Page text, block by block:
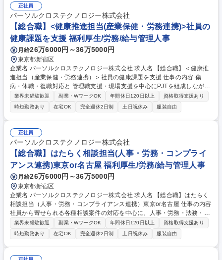
【企画担当/PO】子育て領域行政DX/プライム上場/フルリモートOK
正社員
パーソルクロステクノロジー株式会社
【総合職】<健康推進担当(産業保健・労務連携)>社員の
健康課題を支援 福利厚生/労務/給与管理人事
月給26万6000円～36万5000円
東京都新宿区
企業名 パーソルクロステクノロジー株式会社 求人名 【総合職】＜健康推
進担当（産業保健・労務連携）＞社員の健康課題を支援 仕事の内容 傷
病・休職・復職対応と 管理職支援・現場支援を中心にPJTを組成しながら
仕組みづくり・制度運用の高度化制度設計や運用業務に関わっていた抱き
ます。 ■傷病・休復職対応：相談対応、産業医連携、復職面談設計・同
席・記録 ■管理職・現場支援：メンタル不調等の相談対応、人事・産業医
間の調整 ■仕組みづくり・高度化：対応ルールの整備・標準化、研修資料
作成、健康施策の企画 ※実務を通じて法的・労務的観点を含む高度な専門
性が身につく環境です。属人化脱却に向けた制度構築を主導でき、全社の
基盤づくりに貢献できます。 募集職種 【総合職】＜健康推進担当（産業
保健・労務連携）＞社員の健康課題を支援
業界未経験歓迎 副業・WワークOK 年間休日120日以上
資格取得支援あり
時短勤務あり
在宅OK 完全週休2日制 土日祝休み 服装自由
正社員
パーソルクロステクノロジー株式会社
【総合職】はたらく相談担当(人事・労務・コンプライ
アンス連携)東京or名古屋 福利厚生/労務/給与管理人事
月給26万6000円～36万5000円
東京都新宿区
企業名 パーソルクロステクノロジー株式会社 求人名 【総合職】はたらく
相談担当（人事・労務・コンプライアンス連携）東京or名古屋 仕事の内容
社員から寄せられる各種相談案件の対応を中心に、人事・労務・法務・健
康推進など関係部門と密に連携しながら事実確認や関係者調整、再発防止
に向けた仕組みづくりまで幅広くご担当いただきます。 ■相談受付・案件
対応：内容整理、リスク判定、エスカレーション、継続フォロー ■調査支
援・連携：ヒアリング、事実整理、記録作成、人事・法務・コンプライア
ンス等との連携 ■ハラスメント・労務案件対応：職場環境や合理的配慮に
業界未経験歓迎 副業・WワークOK 年間休日120日以上
資格取得支援あり
時短勤務あり
在宅OK 完全週休2日制 土日祝休み 服装自由